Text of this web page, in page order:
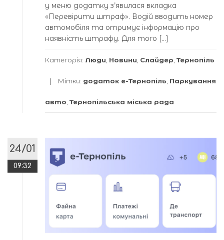
у меню додатку з’явилася вкладка
«Перевірити штраф». Водій вводить номер
автомобіля та отримує інформацію про
наявність штрафу. Для того […]
Категорія: Люди Новини Слайдер Тернопіль
Мітки: додаток е-Тернопіль Паркування
авто Тернопільська міська рада
24/01
09:32